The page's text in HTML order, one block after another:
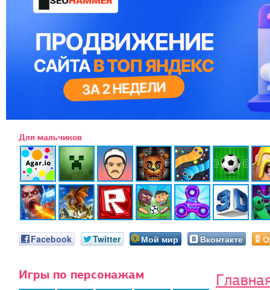
Для мальчиков
Facebook Twitter Мой мир Вконтакте
Игры по персонажам